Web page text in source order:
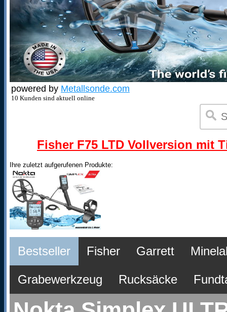
powered by Metallsonde.com
10 Kunden sind aktuell online
Fisher F75 LTD Vollversion mit
Ihre zuletzt aufgerufenen Produkte:
Bestseller Fisher Garrett
Grabewerkzeug Rucksäcke